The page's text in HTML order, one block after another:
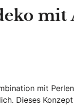
mit
Dieses